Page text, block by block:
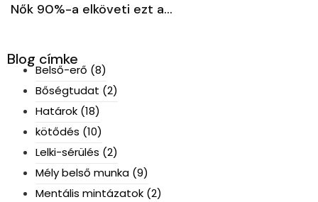
Nők 90%-a elköveti ezt a…
Blog címke
Belső-erő (8)
Bőségtudat (2)
Határok (18)
kötődés (10)
Lelki-sérülés (2)
Mély belső munka (9)
Mentális mintázatok (2)